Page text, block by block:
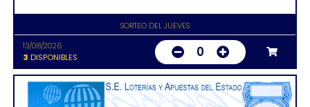
SORTEO DEL JUEVES
13/08/2026
3 DISPONIBLES 0